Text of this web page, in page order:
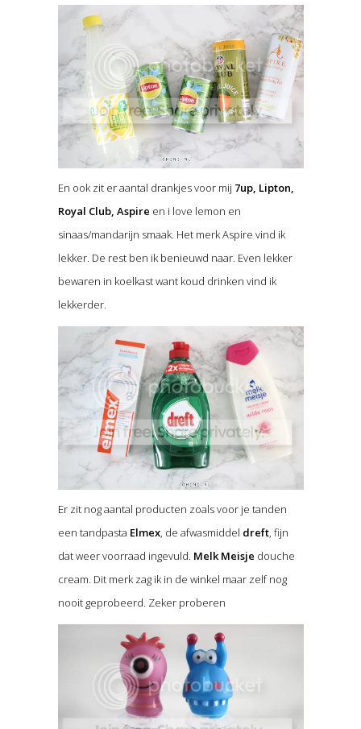
En ook zit er aantal drankjes voor mij 7up, Lipton,
Royal Club, Aspire en i love lemon en
sinaas/mandarijn smaak. Het merk Aspire vind ik
lekker. De rest ben ik benieuwd naar. Even lekker
bewaren in koelkast want koud drinken vind ik
lekkerder.
Er zit nog aantal producten zoals voor je tanden
een tandpasta Elmex, de afwasmiddel dreft, fijn
dat weer voorraad ingevuld. Melk Meisje douche
cream. Dit merk zag ik in de winkel maar zelf nog
nooit geprobeerd. Zeker proberen